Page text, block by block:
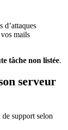
d’attaques
mails
tâche non listée.
serveur
support selon